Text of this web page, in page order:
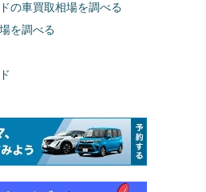
の車買取相場を調べる
を調べる